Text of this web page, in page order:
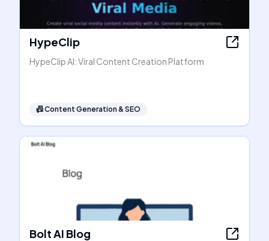
HypeClip
HypeClip AI: Viral Content Creation Platform
📠Content Generation & SEO
Bolt AI Blog